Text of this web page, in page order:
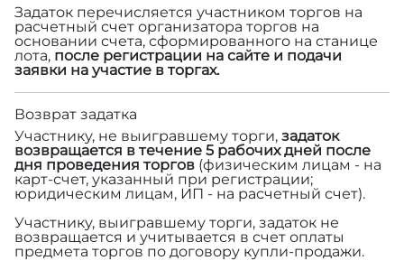
Задаток перечисляется участником торгов на
расчетный счет организатора торгов на
основании счета, сформированного на станице
лота, после регистрации на сайте и подачи
заявки на участие в торгах.
Возврат задатка
Участнику, не выигравшему торги, задаток
возвращается в течение 5 рабочих дней после
дня проведения торгов (физическим лицам - на
карт-счет, указанный при регистрации;
юридическим лицам, ИП - на расчетный счет).
Участнику, выигравшему торги, задаток не
возвращается и учитывается в счет оплаты
предмета торгов по договору купли-продажи.